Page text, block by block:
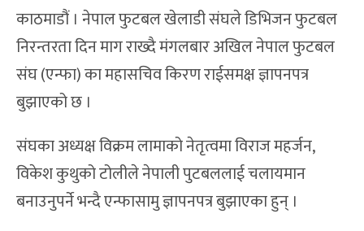
काठमाडौं । नेपाल फुटबल खेलाडी संघले डिभिजन फुटबल
निरन्तरता दिन माग राख्दै मंगलबार अखिल नेपाल फुटबल
संघ (एन्फा) का महासचिव किरण राईसमक्ष ज्ञापनपत्र
बुझाएको छ ।
संघका अध्यक्ष विक्रम लामाको नेतृत्वमा विराज महर्जन,
विकेश कुथुको टोलीले नेपाली पुटबललाई चलायमान
बनाउनुपर्ने भन्दै एन्फासामु ज्ञापनपत्र बुझाएका हुन् ।